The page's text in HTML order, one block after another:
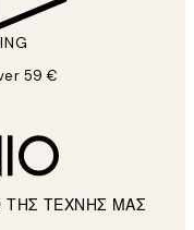
59 €
ΤΗΣ ΤΕΧΝΗΣ ΜΑΣ